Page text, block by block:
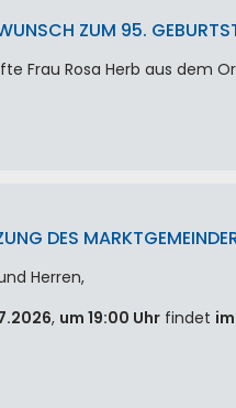
ZUM 95.
Frau Rosa Herb aus dem
DES
Herren,
, um 19:00 Uhr findet